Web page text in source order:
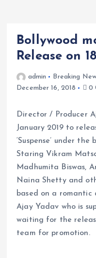
Bollywood
Release on
admin Breaking
December 16, 2018
0
Director / Producer
January 2019 to
‘Suspense’ under
Staring Vikram
Madhumita Biswas,
Naina Shetty and
based on a romantic
Ajay Yadav who is
waiting for the
team for promotion.